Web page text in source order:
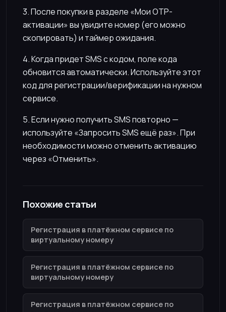
3. После покупки в разделе «Мои OTP-
активации» вы увидите номер (его можно
скопировать) и таймер ожидания.
4. Когда придет SMS с кодом, поле кода
обновится автоматически. Используйте этот
код для регистрации/верификации на нужном
сервисе.
5. Если нужно получить SMS повторно —
используйте «Запросить SMS ещё раз». При
необходимости можно отменить активацию
через «Отменить».
Похожие статьи
Регистрация в платёжном сервисе по
виртуальному номеру
Регистрация в платёжном сервисе по
виртуальному номеру
Регистрация в платёжном сервисе по